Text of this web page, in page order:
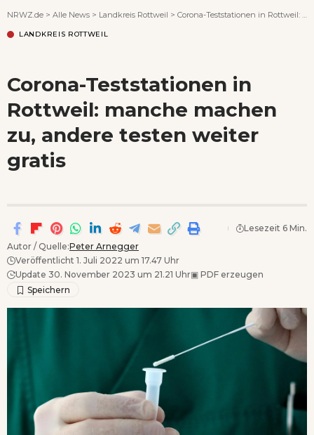
NRWZ.de > Alle News > Landkreis Rottweil > Corona-Teststationen in Rottweil: manche machen zu, andere testen weiter gratis
LANDKREIS ROTTWEIL
Corona-Teststationen in
Rottweil: manche machen
zu, andere testen weiter
gratis
Autor / Quelle:Peter Arnegger
Veröffentlicht 1. Juli 2022 um 17.47 Uhr
Update 30. November 2023 um 21.21 Uhr▣ PDF erzeugen
Lesezeit 6 Min.